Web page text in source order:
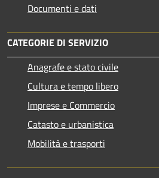
Documenti e dati
CATEGORIE DI SERVIZIO
Anagrafe e stato civile
Cultura e tempo libero
Imprese e Commercio
Catasto e urbanistica
Mobilità e trasporti